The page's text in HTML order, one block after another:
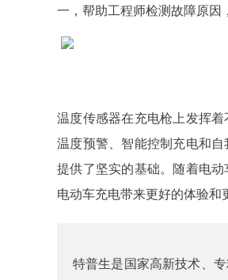
一，帮助工程师检测故障原因
温度传感器在充电枪上发挥
温度预警、智能控制充电和
提供了坚实的基础。随着电
电动车充电带来更好的体验和
特普生是国家高新技术、专